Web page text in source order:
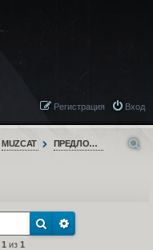
Вход
Регистрация
MUZCAT ПРЕДЛОЖЕНИЯ
1 из 1